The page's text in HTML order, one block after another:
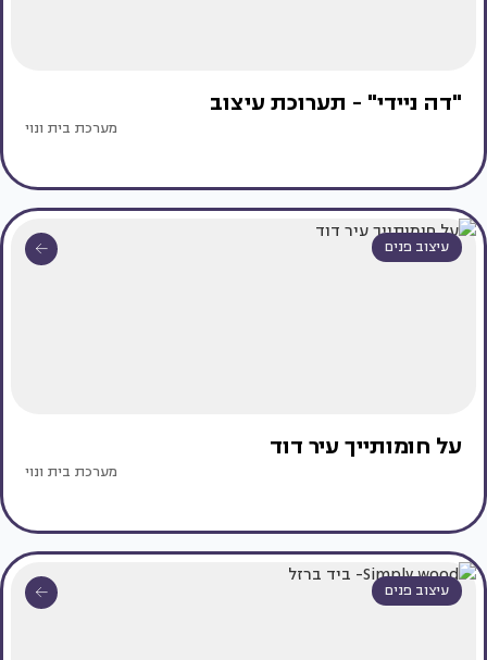
"דה ניידי" - תערוכת עיצוב
מערכת בית ונוי
עיצוב פנים
על חומותייך עיר דוד
מערכת בית ונוי
עיצוב פנים